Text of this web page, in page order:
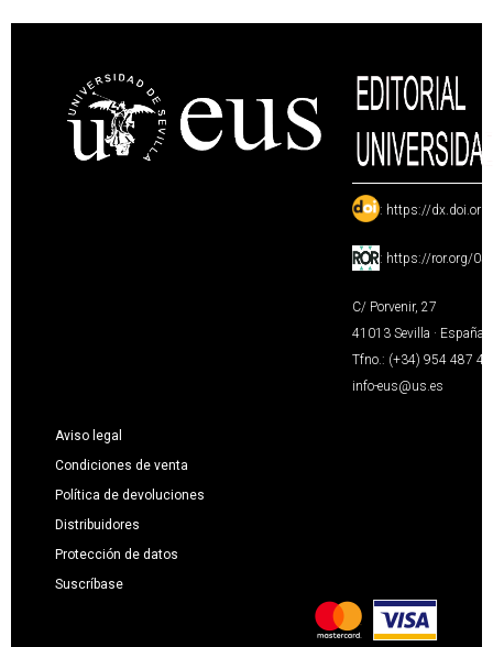
: https://
: https://ror.org/
C/ Porvenir, 27
41013 Sevilla · España
Tfno.: (+34) 954 487
info-eus@us.es
Aviso legal
Condiciones de venta
Política de devoluciones
Distribuidores
Protección de datos
Suscríbase